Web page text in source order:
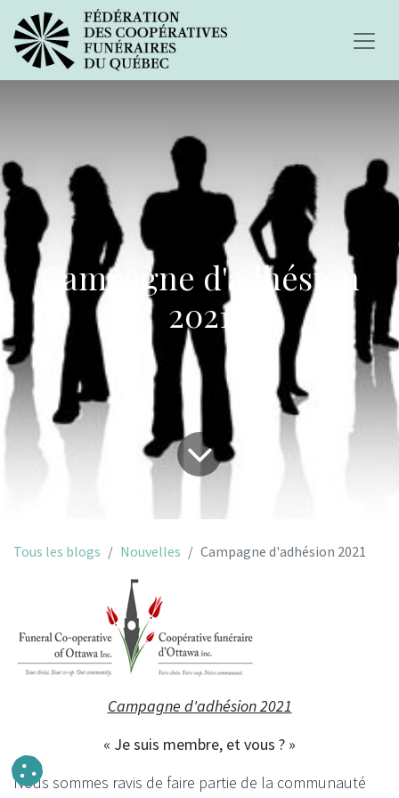
Campagne d'adhésion
2021
Tous les blogs Nouvelles Campagne d'adhésion 2021
Campagne d'adhésion 2021
« Jesuis membre, et vous ? »
Nous sommes ravis de faire partie de la communauté